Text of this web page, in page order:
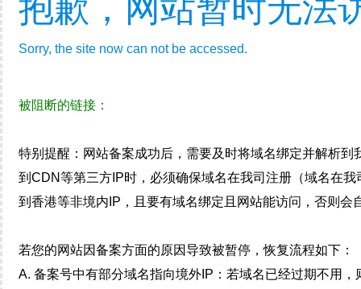
抱歉，网站暂时无法
Sorry, the site now can not be accessed.
被阻断的链接：
特别提醒：网站备案成功后，需要及时将域名绑定并解析
到CDN等第三方IP时，必须确保域名在我司注册（域名在
到香港等非境内IP，且要有域名绑定且网站能访问，否则
若您的网站因备案方面的原因导致被暂停，恢复流程如下：
A. 备案号中有部分域名指向境外IP：若域名已经过期不用